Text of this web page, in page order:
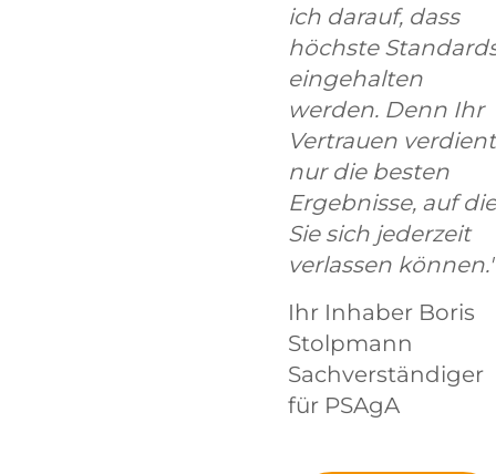
ich darauf, dass
höchste
eingehalten
werden. Denn Ihr
Vertrauen verdient
nur die besten
Ergebnisse, auf die
Sie sich jederzeit
verlassen können."
Ihr Inhaber Boris
Stolpmann
Sachverständiger
für PSAgA